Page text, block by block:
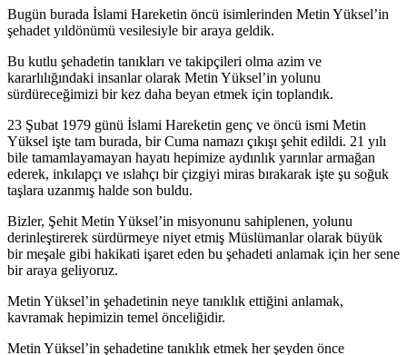
Bugün burada İslami Hareketin öncü isimlerinden Metin Yüksel’in
şehadet yıldönümü vesilesiyle bir araya geldik.
Bu kutlu şehadetin tanıkları ve takipçileri olma azim ve
kararlılığındaki insanlar olarak Metin Yüksel’in yolunu
sürdüreceğimizi bir kez daha beyan etmek için toplandık.
23 Şubat 1979 günü İslami Hareketin genç ve öncü ismi Metin
Yüksel işte tam burada, bir Cuma namazı çıkışı şehit edildi. 21 yılı
bile tamamlayamayan hayatı hepimize aydınlık yarınlar armağan
ederek, inkılapçı ve ıslahçı bir çizgiyi miras bırakarak işte şu soğuk
taşlara uzanmış halde son buldu.
Bizler, Şehit Metin Yüksel’in misyonunu sahiplenen, yolunu
derinleştirerek sürdürmeye niyet etmiş Müslümanlar olarak büyük
bir meşale gibi hakikati işaret eden bu şehadeti anlamak için her sene
bir araya geliyoruz.
Metin Yüksel’in şehadetinin neye tanıklık ettiğini anlamak,
kavramak hepimizin temel önceliğidir.
Metin Yüksel’in şehadetine tanıklık etmek her şeyden önce